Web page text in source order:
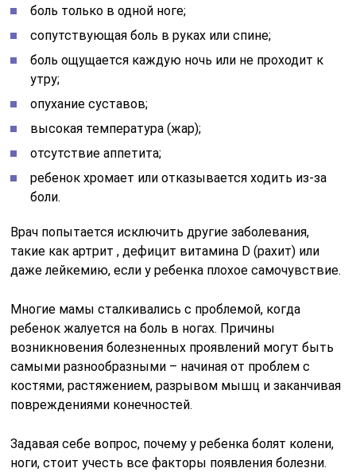
боль только в одной ноге;
сопутствующая боль в руках или спине;
боль ощущается каждую ночь или не проходит к
утру;
опухание суставов;
высокая температура (жар);
отсутствие аппетита;
ребенок хромает или отказывается ходить из-за
боли.
Врач попытается исключить другие заболевания,
такие как артрит , дефицит витамина D (рахит) или
даже лейкемию, если у ребенка плохое самочувствие.
Многие мамы сталкивались с проблемой, когда
ребенок жалуется на боль в ногах. Причины
возникновения болезненных проявлений могут быть
самыми разнообразными – начиная от проблем с
костями, растяжением, разрывом мышц и заканчивая
повреждениями конечностей.
Задавая себе вопрос, почему у ребенка болят колени,
ноги, стоит учесть все факторы появления болезни.